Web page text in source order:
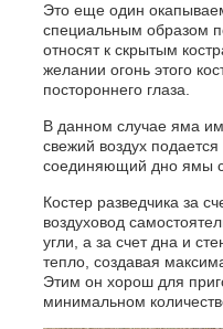
Это еще один
специальным образом
относят к скрытым
желании огонь этого
постороннего глаза.
В данном случае яма
свежий воздух
соединяющий дно ямы
Костер разведчика за
воздуховод
угли, а за счет дна и
тепло, создавая
Этим он хорош для
минимальном